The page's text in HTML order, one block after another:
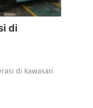
di
di kawasan